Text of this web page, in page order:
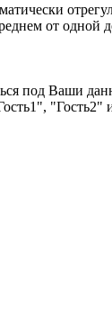
от одной
под Ваши
"Гость2"